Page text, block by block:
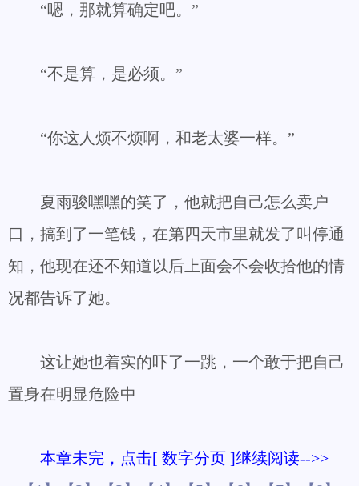
“嗯，那就算确定吧。”
“不是算，是必须。”
“你这人烦不烦啊，和老太婆一样。”
夏雨骏嘿嘿的笑了，他就把自己怎么卖户
口，搞到了一笔钱，在第四天市里就发了叫停通
知，他现在还不知道以后上面会不会收拾他的情
况都告诉了她。
这让她也着实的吓了一跳，一个敢于把自己
置身在明显危险中
本章未完，点击[ 数字分页 ]继续阅读-->>